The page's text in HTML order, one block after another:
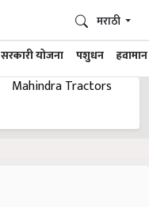
सरकारी योजना पशुधन हवामान
मराठी